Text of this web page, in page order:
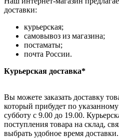
доставки:
курьерская;
самовывоз из магазина;
постаматы;
почта России.
Курьерская доставка*
Вы можете заказать доставку
который прибудет по
субботу с 9.00 до 19.00.
поступления товара на склад,
выбрать удобное время